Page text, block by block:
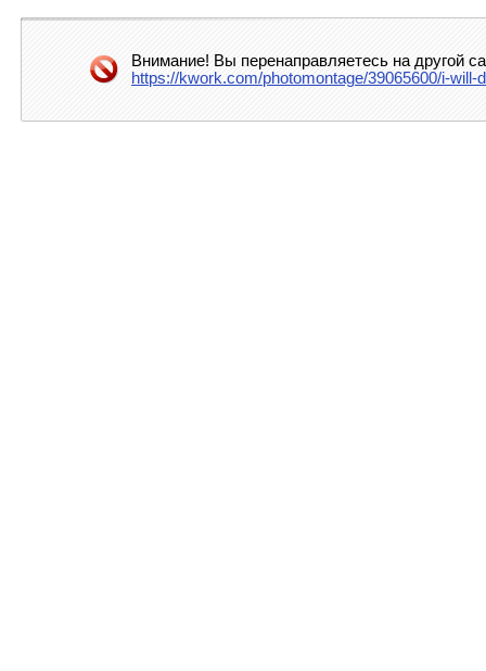
Внимание! Вы перенаправляетесь на другой
https://kwork.com/photomontage/39065600/i-